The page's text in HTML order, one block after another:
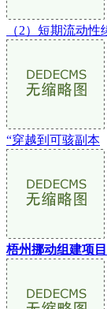
（2）短期流动
“穿越到可骇副本
梧州挪动组建项